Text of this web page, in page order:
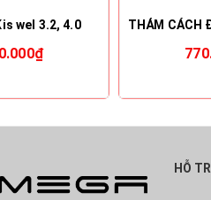
wel 3.2, 4.0
HỖ